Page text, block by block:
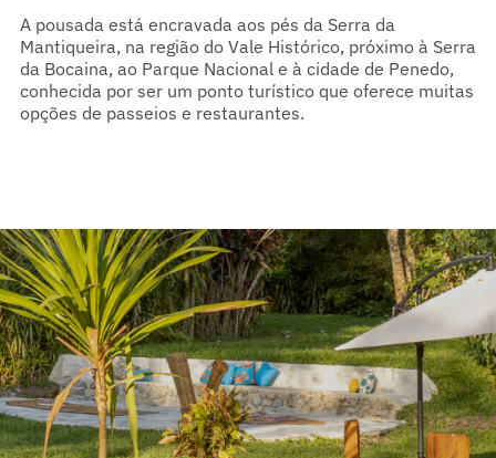
A pousada está encravada aos pés da Serra da
Mantiqueira, na região do Vale Histórico, próximo à Serra
da Bocaina, ao Parque Nacional e à cidade de Penedo,
conhecida por ser um ponto turístico que oferece muitas
opções de passeios e restaurantes.